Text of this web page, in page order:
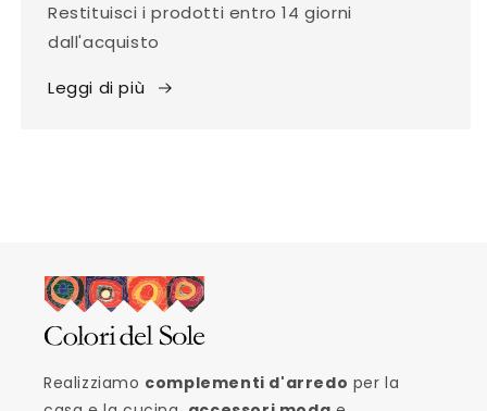
Restituisci i prodotti entro 14 giorni
dall'acquisto
Leggi di più
Realizziamo complementi d'arredo per la